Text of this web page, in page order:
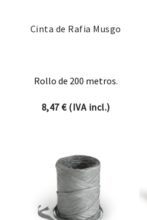
Cinta de Rafia Musgo
Rollo de 200 metros.
8,47€(IVA incl.)